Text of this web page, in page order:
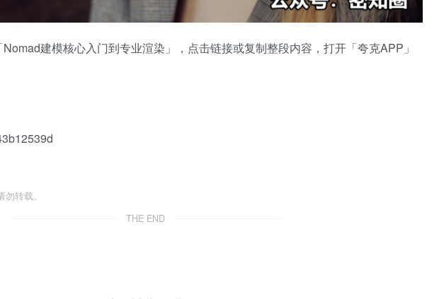
建模核心入门到专业渲染」，点击链接或复制整段内容，打开「夸克APP」
转载。
THE END